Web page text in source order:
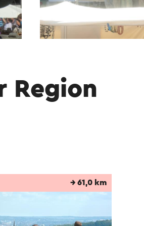
Region
→ 61,0 km